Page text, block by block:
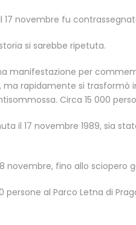
17 novembre fu
si sarebbe ripetuta.
manifestazione per
rapidamente si trasformò
Circa 15 000
il 17 novembre 1989, sia
novembre, fino allo
persone al Parco Letna di